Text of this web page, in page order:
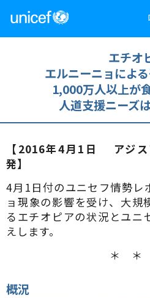
エチオ
エルニーニョによ
1,000万人以上が
人道支援ニーズ
【2016年4月1日 アジス
発】
4月1日付のユニセフ情勢レ
ョ現象の影響を受け、大規
るエチオピアの状況とユニ
えします。
＊ ＊
概況